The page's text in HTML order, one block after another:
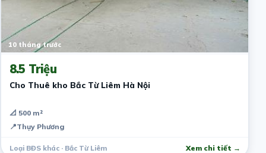
10 tháng trước
8.5 Triệu
Cho Thuê kho Bắc Từ Liêm Hà Nội
📐 500 m²
📍Thụy Phương
Loại BĐS khác · Bắc Từ Liêm Xem chi tiết →